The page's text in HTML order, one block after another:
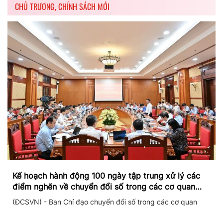
CHỦ TRƯƠNG, CHÍNH SÁCH MỚI
Kế hoạch hành động 100 ngày tập trung xử lý các
điểm nghẽn về chuyển đổi số trong các cơ quan
Đảng
(ĐCSVN) - Ban Chỉ đạo chuyển đổi số trong các cơ quan